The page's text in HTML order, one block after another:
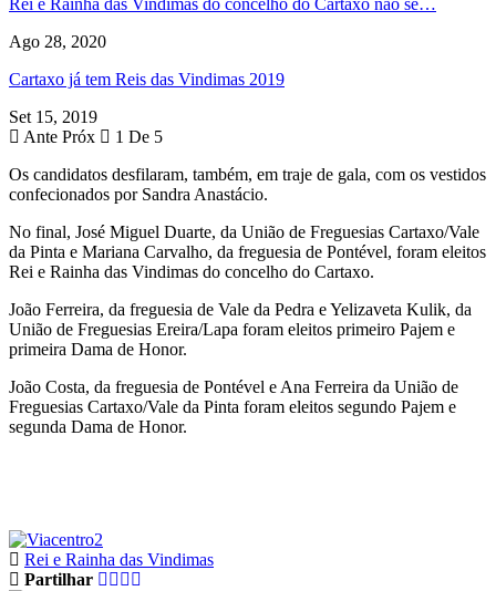
Rei e Rainha das Vindimas do concelho do Cartaxo não se…
Ago 28, 2020
Cartaxo já tem Reis das Vindimas 2019
Set 15, 2019
Ante Próx
1 De 5
Os candidatos desfilaram, também, em traje de gala, com os vestidos
confecionados por Sandra Anastácio.
No final, José Miguel Duarte, da União de Freguesias Cartaxo/Vale
da Pinta e Mariana Carvalho, da freguesia de Pontével, foram eleitos
Rei e Rainha das Vindimas do concelho do Cartaxo.
João Ferreira, da freguesia de Vale da Pedra e Yelizaveta Kulik, da
União de Freguesias Ereira/Lapa foram eleitos primeiro Pajem e
primeira Dama de Honor.
João Costa, da freguesia de Pontével e Ana Ferreira da União de
Freguesias Cartaxo/Vale da Pinta foram eleitos segundo Pajem e
segunda Dama de Honor.
Rei e Rainha das Vindimas
Partilhar